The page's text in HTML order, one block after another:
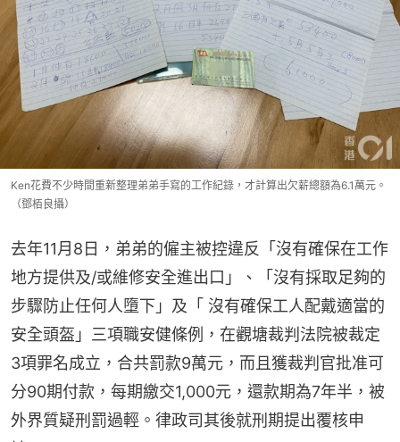
Ken花費不少時間重新整理弟弟手寫的工作紀錄，才計算出欠薪總額為6.1萬元。
（鄧栢良攝）
去年11月8日，弟弟的僱主被控違反「沒有確保在工作
地方提供及/或維修安全進出口」、「沒有採取足夠的
步驟防止任何人墮下」及「 沒有確保工人配戴適當的
安全頭盔」三項職安健條例，在觀塘裁判法院被裁定
3項罪名成立，合共罰款9萬元，而且獲裁判官批准可
分90期付款，每期繳交1,000元，還款期為7年半，被
外界質疑刑罰過輕。律政司其後就刑期提出覆核申